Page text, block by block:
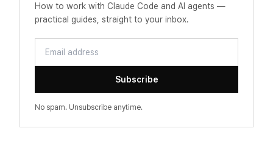
How to work with Claude Code and AI agents —
practical guides, straight to your inbox.
Subscribe
No spam. Unsubscribe anytime.